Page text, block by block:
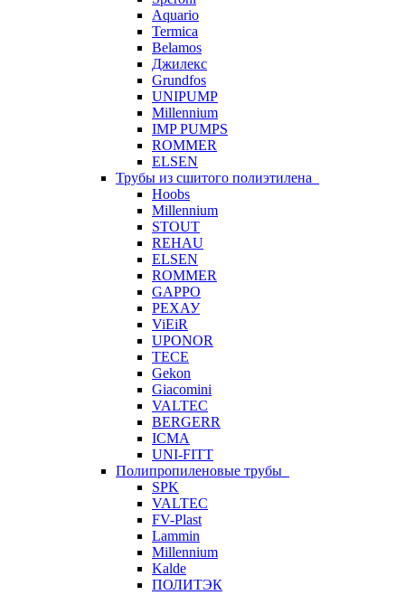
Aquario
Termica
Belamos
Джилекс
Grundfos
UNIPUMP
Millennium
IMP PUMPS
ROMMER
ELSEN
Трубы из сшитого полиэтилена
Hoobs
Millennium
STOUT
REHAU
ELSEN
ROMMER
GAPPO
РЕХАУ
ViEiR
UPONOR
TECE
Gekon
Giacomini
VALTEC
BERGERR
ICMA
UNI-FITT
Полипропиленовые трубы
SPK
VALTEC
FV-Plast
Lammin
Millennium
Kalde
ПОЛИТЭК